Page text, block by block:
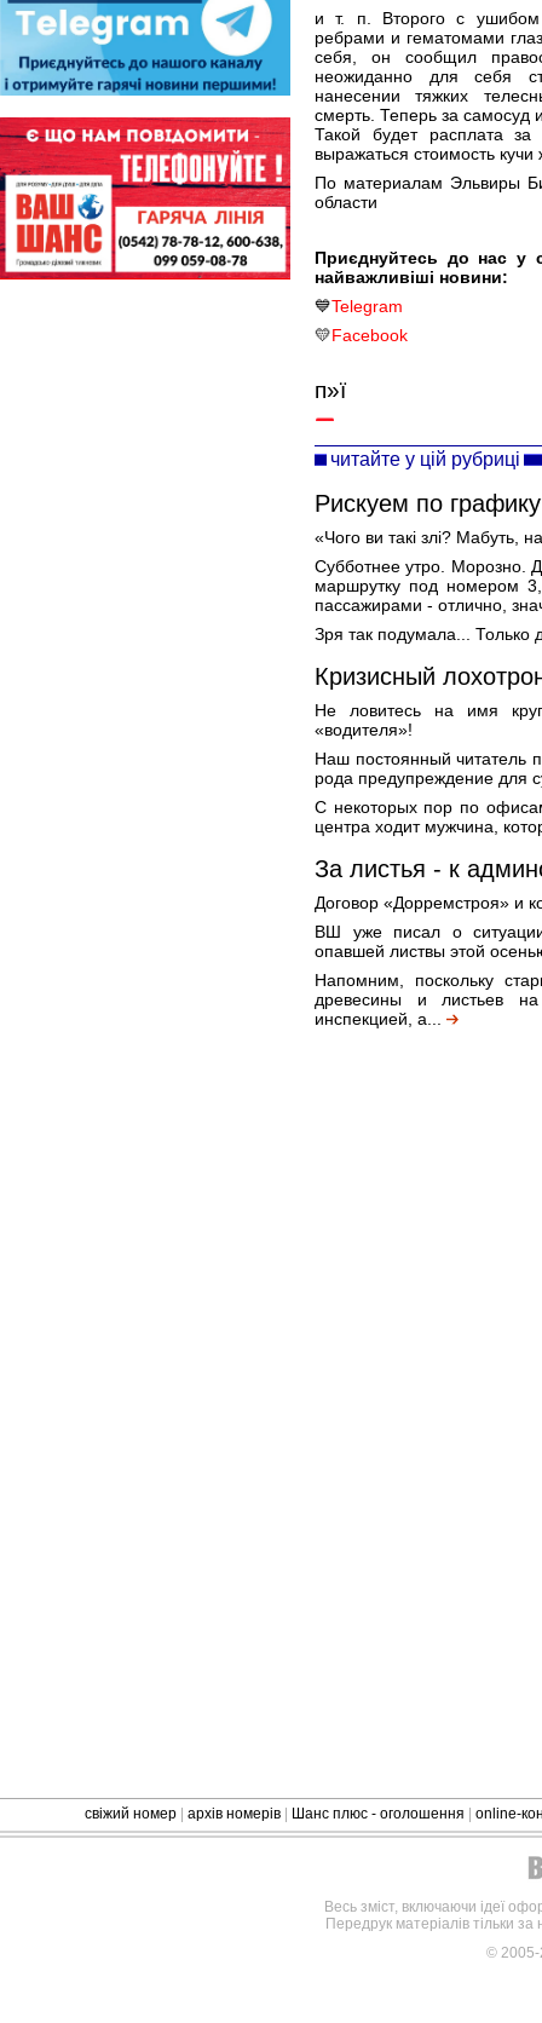
и т. п. Второго с
ребрами и гематомами
себя, он сообщил
неожиданно для себя
нанесении тяжких
смерть. Теперь за самосуд
Такой будет расплата
выражаться стоимость
По материалам Эльвиры
области
Приєднуйтесь до нас у
найважливіші новини:
💙Telegram
💛Facebook
п»ї
читайте у цій рубриці
Рискуем по
«Чого ви такі злі? Мабуть,
Субботнее утро. Морозно.
маршрутку под номером
пассажирами - отлично,
Зря так подумала... Только
Кризисный
Не ловитесь на имя
«водителя»!
Наш постоянный читатель
рода предупреждение для
С некоторых пор по
центра ходит мужчина,
За листья - к
Договор «Дорремстроя» и
ВШ уже писал о
опавшей листвы этой
Напомним, поскольку
древесины и листьев на
инспекцией, а...
свіжий номер архів номерів Шанс плюс - оголошення online-
Весь зміст, включаючи ідеї
Передрук матеріалів тільки
©